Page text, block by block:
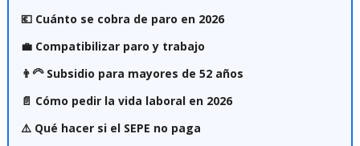
💶 Cuánto se cobra de paro en 2026
💼 Compatibilizar paro y trabajo
👨‍🦳 Subsidio para mayores de 52 años
📄 Cómo pedir la vida laboral en 2026
⚠️ Qué hacer si el SEPE no paga